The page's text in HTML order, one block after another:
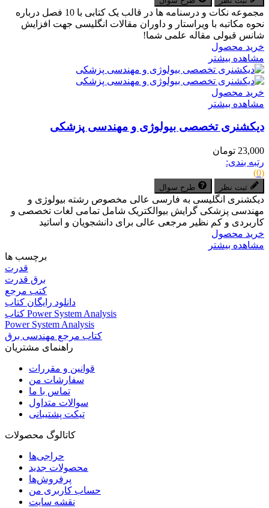
مجموعه نکات و درسنامه ها در قالب یک کتابی با 10 فصل درباره
نحوه مکاتبه با ویراستار و داوران مقالات انگلیسی جهت افزایش
شانس قبولی مقاله علمی شما!
خرید محصول
مشاهده بیشتر
خرید محصول
مشاهده بیشتر
دیکشنری تخصصی بیولوژی و مهندسی پزشکی
23,000 تومان
رتبه بندی:
(0)
ثبت نظر طرح سوال
دیکشنری انگلیسی به فارسی عالی مخصوص رشته بیولوژی و
مهندسی پزشکی گرایش بیوالکتریک شامل تمامی لغات تخصصی و
کاربردی و کم نظیر مرجعی عالی برای دانشجویان و اساتید
خرید محصول
مشاهده بیشتر
برچسب ها
قدرت
برق قدرت
کتب مرجع
دانلود رایگان کتاب
کتاب Power System Analysis
Power System Analysis
کتاب مرجع مهندسی برق
راهنمای مشتریان
قوانین و مقررات
سفارشات من
تماس با ما
سوالات متداول
تیکت پشتیبانی
کاتالوگ محصولات
حراجی‌ها
محصولات جدید
پرفروش‌ها
حساب کاربری من
نقشه سایت